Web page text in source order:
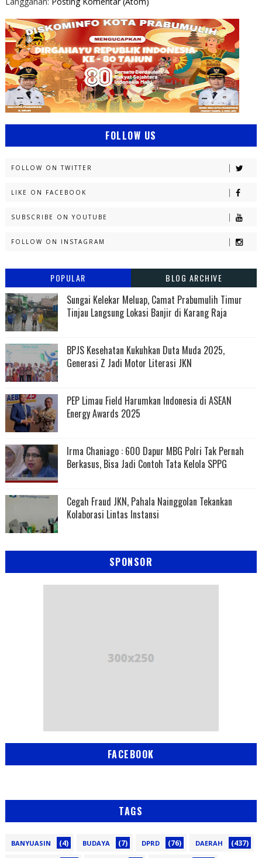
FOLLOW US
FOLLOW ON TWITTER
LIKE ON FACEBOOK
SUBSCRIBE ON YOUTUBE
FOLLOW ON INSTAGRAM
POPULAR BLOG ARCHIVE
Sungai Kelekar Meluap, Camat Prabumulih Timur
Tinjau Langsung Lokasi Banjir di Karang Raja
BPJS Kesehatan Kukuhkan Duta Muda 2025,
Generasi Z Jadi Motor Literasi JKN
PEP Limau Field Harumkan Indonesia di ASEAN
Energy Awards 2025
Irma Chaniago : 600 Dapur MBG Polri Tak Pernah
Berkasus, Bisa Jadi Contoh Tata Kelola SPPG
Cegah Fraud JKN, Pahala Nainggolan Tekankan
Kolaborasi Lintas Instansi
SPONSOR
FACEBOOK
TAGS
BANYUASIN (4) BUDAYA (7) DPRD (76) DAERAH (437)